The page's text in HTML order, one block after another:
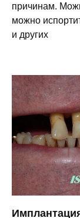
причинам.
можно
и других